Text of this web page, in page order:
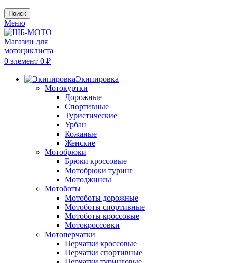
Поиск
Меню
0 элемент 0 ₽
Экипировка
Мотокуртки
Дорожные
Спортивные
Туристические
Урбан
Кожаные
Женские
Мотобрюки
Брюки кроссовые
Мотобрюки туринг
Мотоджинсы
Мотоботы
Мотоботы дорожные
Мотоботы спортивные
Мотоботы кроссовые
Мотокроссовки
Мотоперчатки
Перчатки кроссовые
Перчатки спортивные